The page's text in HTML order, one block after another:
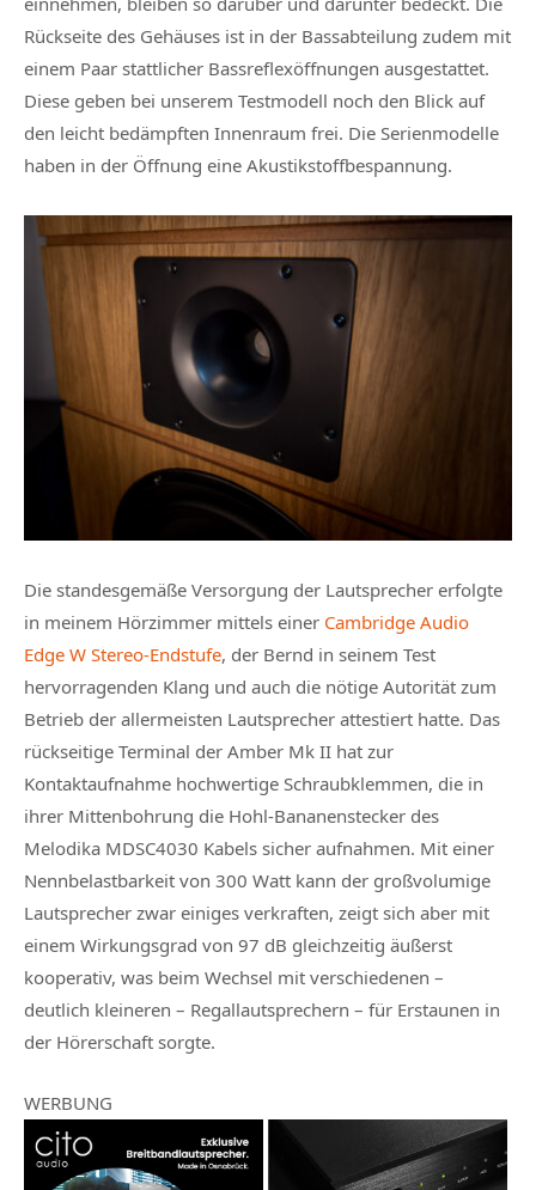
Rückseite des Gehäuses ist in der Bassabteilung zudem mit
einem Paar stattlicher Bassreflexöffnungen ausgestattet.
Diese geben bei unserem Testmodell noch den Blick auf
den leicht bedämpften Innenraum frei. Die Serienmodelle
haben in der Öffnung eine Akustikstoffbespannung.
Die standesgemäße Versorgung der Lautsprecher erfolgte
in meinem Hörzimmer mittels einer Cambridge Audio
Edge W Stereo-Endstufe, der Bernd in seinem Test
hervorragenden Klang und auch die nötige Autorität zum
Betrieb der allermeisten Lautsprecher attestiert hatte. Das
rückseitige Terminal der Amber Mk II hat zur
Kontaktaufnahme hochwertige Schraubklemmen, die in
ihrer Mittenbohrung die Hohl-Bananenstecker des
Melodika MDSC4030 Kabels sicher aufnahmen. Mit einer
Nennbelastbarkeit von 300 Watt kann der großvolumige
Lautsprecher zwar einiges verkraften, zeigt sich aber mit
einem Wirkungsgrad von 97 dB gleichzeitig äußerst
kooperativ, was beim Wechsel mit verschiedenen –
deutlich kleineren – Regallautsprechern – für Erstaunen in
der Hörerschaft sorgte.
WERBUNG